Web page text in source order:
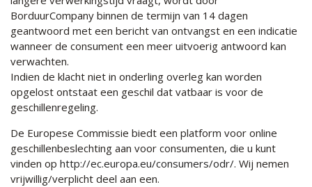
BorduurCompany binnen de termijn van 14 dagen
geantwoord met een bericht van ontvangst en een indicatie
wanneer de consument een meer uitvoerig antwoord kan
verwachten.
Indien de klacht niet in onderling overleg kan worden
opgelost ontstaat een geschil dat vatbaar is voor de
geschillenregeling.
De Europese Commissie biedt een platform voor online
geschillenbeslechting aan voor consumenten, die u kunt
vinden op http://ec.europa.eu/consumers/odr/. Wij nemen
vrijwillig/verplicht deel aan een.